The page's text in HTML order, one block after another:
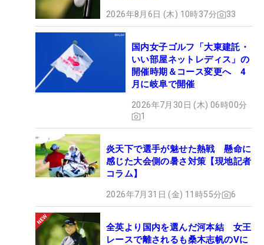
2026年8月6日 (木) 10時37分 33
国内女子ゴルフ「大東建託・
いい部屋ネットレディス」の
開催時期＆コース変更へ 4
月に岐阜で開催
2026年7月30日 (木) 06時00分
1
炎天下で選手が魅せた熱戦 懸命に
感じた大会側の暑さ対策【現地記者
コラム】
2026年7月31日 (金) 11時55分 6
全英より国内を選んだ河本結 女王
レースで離されるも桑木志帆のVに